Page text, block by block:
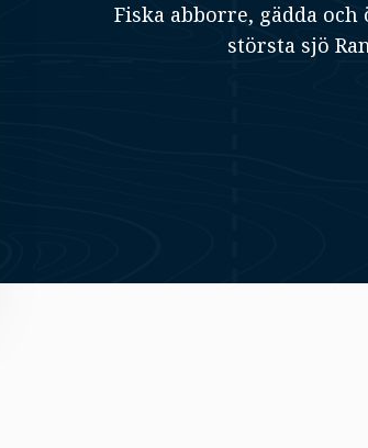
Fiska abborre, gädda
största sjö